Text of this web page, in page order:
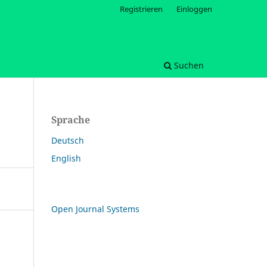
Suchen
Registrieren Einloggen
Sprache
Deutsch
English
Open Journal Systems